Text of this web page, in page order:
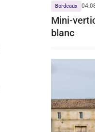
Bordeaux
Mini-
blanc